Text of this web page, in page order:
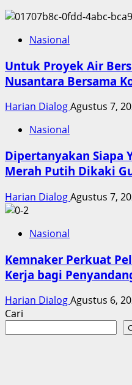
Nasional
Untuk Proyek Air
Nusantara Bersama
Harian DialogAgustus 7,
Nasional
Dipertanyakan Siapa
Merah Putih Dikaki
Harian DialogAgustus 7,
Nasional
Kemnaker Perkuat
Kerja bagi
Harian DialogAgustus 6,
Cari